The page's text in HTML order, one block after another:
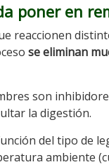
poner en
reaccionen
se eliminan
son
la digestión.
del tipo de
ambiente